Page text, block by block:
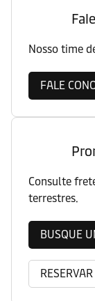
Nosso time
FALE
Consulte
terrestres.
BUSQUE